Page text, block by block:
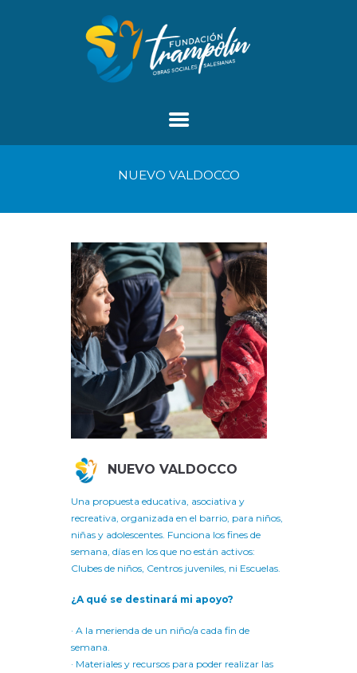
NUEVO VALDOCCO
NUEVO VALDOCCO
Una propuesta educativa, asociativa y
recreativa, organizada en el barrio, para niños,
niñas y adolescentes. Funciona los fines de
semana, días en los que no están activos:
Clubes de niños, Centros juveniles, ni Escuelas.
¿A qué se destinará mi apoyo?
· A la merienda de un niño/a cada fin de
semana.
· Materiales y recursos para poder realizar las